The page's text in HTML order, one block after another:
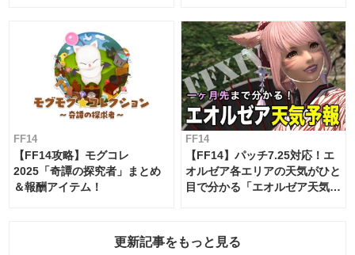
FF14
【FF14攻略】モグコレ
2025「奇譚の探究者」まとめ
＆報酬アイテム！
FF14
【FF14】パッチ7.25対応！エ
オルゼア各エリアの天気がひと
目で分かる「エオルゼア天気予
更新記事をもっと見る